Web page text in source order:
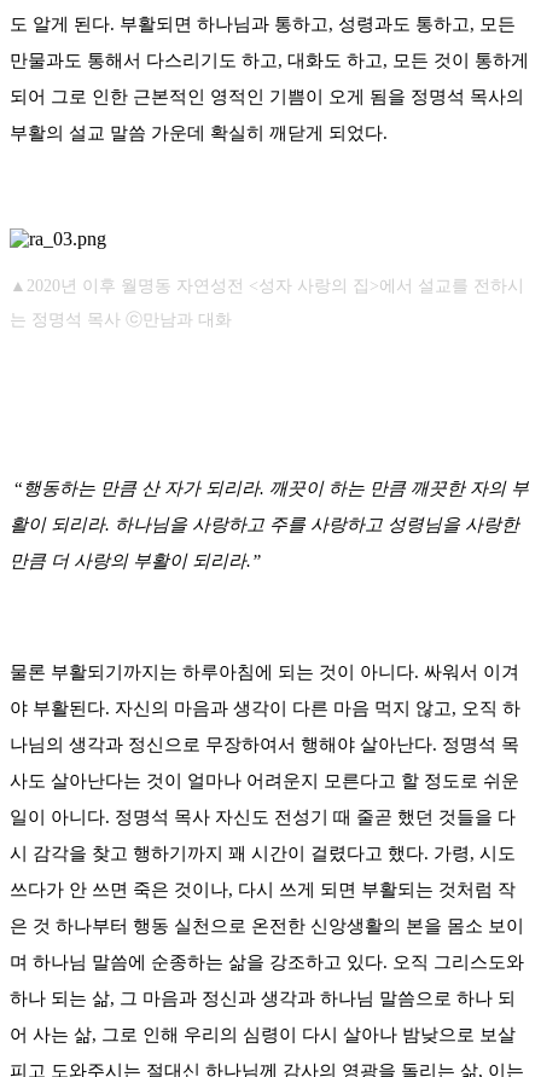
도 알게 된다. 부활되면 하나님과 통하고, 성령과도 통하고, 모든
만물과도 통해서 다스리기도 하고, 대화도 하고, 모든 것이 통하게
되어 그로 인한 근본적인 영적인 기쁨이 오게 됨을 정명석 목사의
부활의 설교 말씀 가운데 확실히 깨닫게 되었다.
▲2020년 이후 월명동 자연성전 <성자 사랑의 집>에서 설교를 전하시
는 정명석 목사 ⓒ만남과 대화
“ 행동하는 만큼 산 자가 되리라. 깨끗이 하는 만큼 깨끗한 자의 부
활이 되리라. 하나님을 사랑하고 주를 사랑하고 성령님을 사랑한
만큼 더 사랑의 부활이 되리라.”
물론 부활되기까지는 하루아침에 되는 것이 아니다. 싸워서 이겨
야 부활된다. 자신의 마음과 생각이 다른 마음 먹지 않고, 오직 하
나님의 생각과 정신으로 무장하여서 행해야 살아난다. 정명석 목
사도 살아난다는 것이 얼마나 어려운지 모른다고 할 정도로 쉬운
일이 아니다. 정명석 목사 자신도 전성기 때 줄곧 했던 것들을 다
시 감각을 찾고 행하기까지 꽤 시간이 걸렸다고 했다. 가령, 시도
쓰다가 안 쓰면 죽은 것이나, 다시 쓰게 되면 부활되는 것처럼 작
은 것 하나부터 행동 실천으로 온전한 신앙생활의 본을 몸소 보이
며 하나님 말씀에 순종하는 삶을 강조하고 있다. 오직 그리스도와
하나 되는 삶, 그 마음과 정신과 생각과 하나님 말씀으로 하나 되
어 사는 삶, 그로 인해 우리의 심령이 다시 살아나 밤낮으로 보살
피고 도와주시는 절대신 하나님께 감사의 영광을 돌리는 삶, 이는